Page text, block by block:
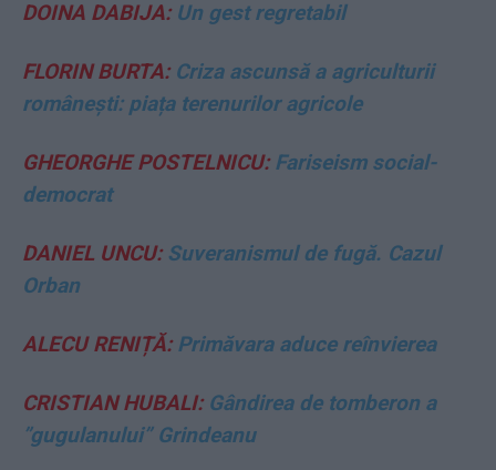
DOINA DABIJA:Un gest regretabil
FLORIN BURTA:Criza ascunsă a agriculturii
românești: piața terenurilor agricole
GHEORGHE POSTELNICU:Fariseism social-
democrat
DANIEL UNCU:Suveranismul de fugă. Cazul
Orban
ALECU RENIȚĂ:Primăvara aduce reînvierea
CRISTIAN HUBALI:Gândirea de tomberon a
”gugulanului” Grindeanu